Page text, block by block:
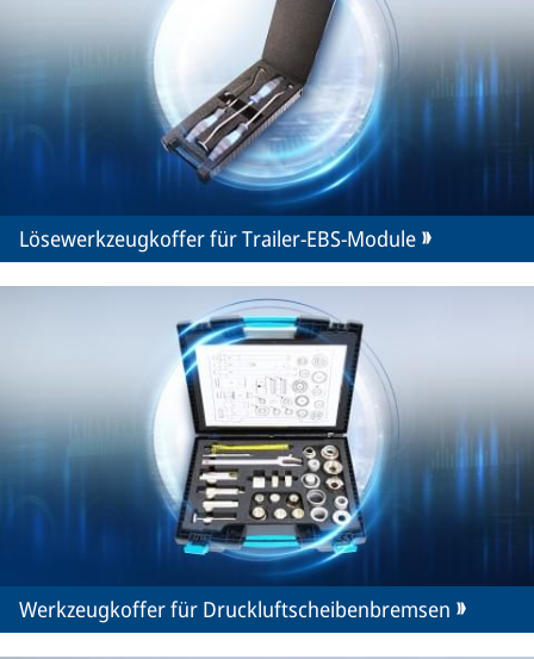
Lösewerkzeugkoffer für Trailer-EBS-Module
Werkzeugkoffer für Druckluftscheibenbremsen